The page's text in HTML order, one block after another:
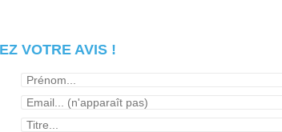
VOTRE AVIS !